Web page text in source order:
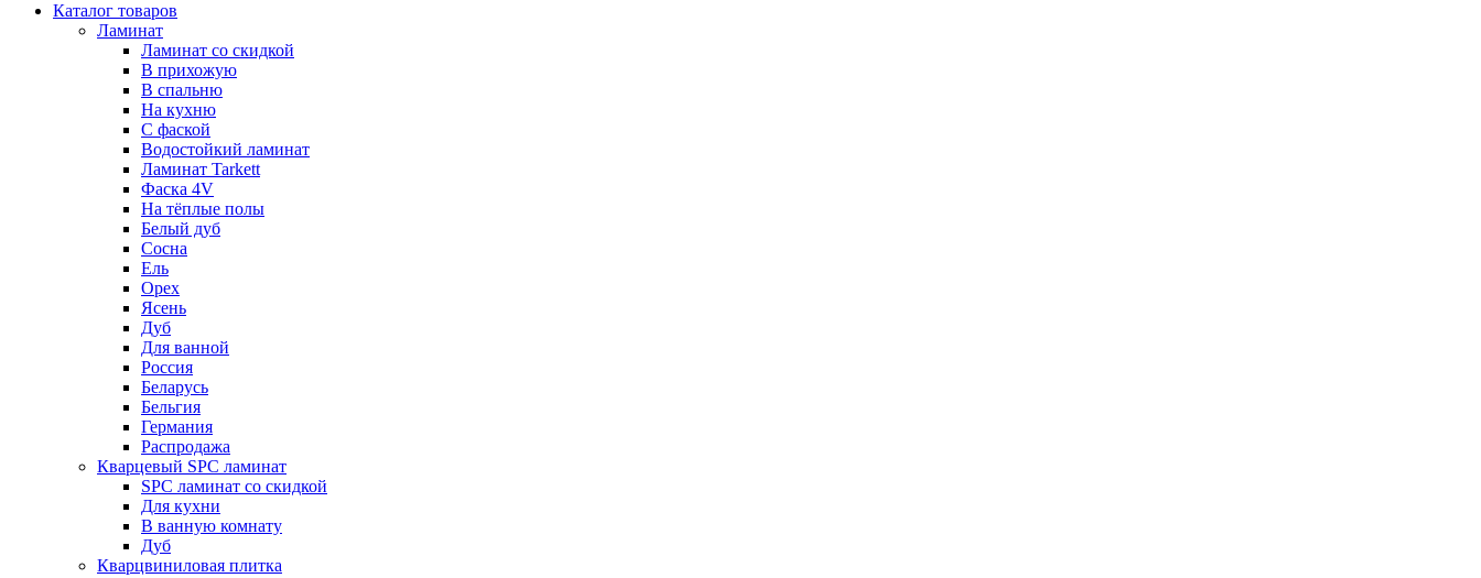
Каталог товаров
Ламинат
Ламинат со скидкой
В прихожую
В спальню
На кухню
С фаской
Водостойкий ламинат
Ламинат Tarkett
Фаска 4V
На тёплые полы
Белый дуб
Сосна
Ель
Орех
Ясень
Дуб
Для ванной
Россия
Беларусь
Бельгия
Германия
Распродажа
Кварцевый SPC ламинат
SPC ламинат со скидкой
Для кухни
В ванную комнату
Дуб
Кварцвиниловая плитка